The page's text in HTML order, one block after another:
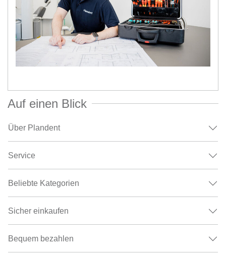
Auf einen Blick
Über Plandent
Service
Beliebte Kategorien
Sicher einkaufen
Bequem bezahlen